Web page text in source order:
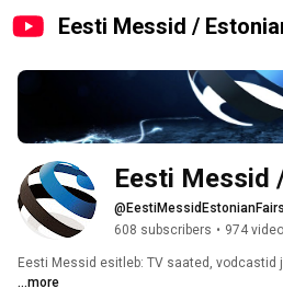
Eesti Messid /
Eesti Messid
@EestiMessidEstonianFairs
608 subscribers • 974
Eesti Messid esitleb: TV saated, vodcastid
...more